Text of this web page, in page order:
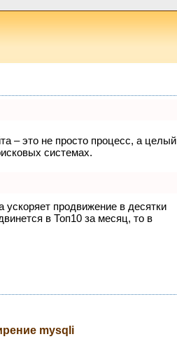
– это не просто процесс, а целый
системах.
ускоряет продвижение в десятки
в Топ10 за месяц, то в
mysqli